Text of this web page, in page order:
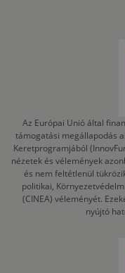
Az Európai Unió által
támogatási megállapodás
Keretprogramjából
nézetek és vélemények
és nem feltétlenül
politikai,
(CINEA) véleményét.
nyújtó